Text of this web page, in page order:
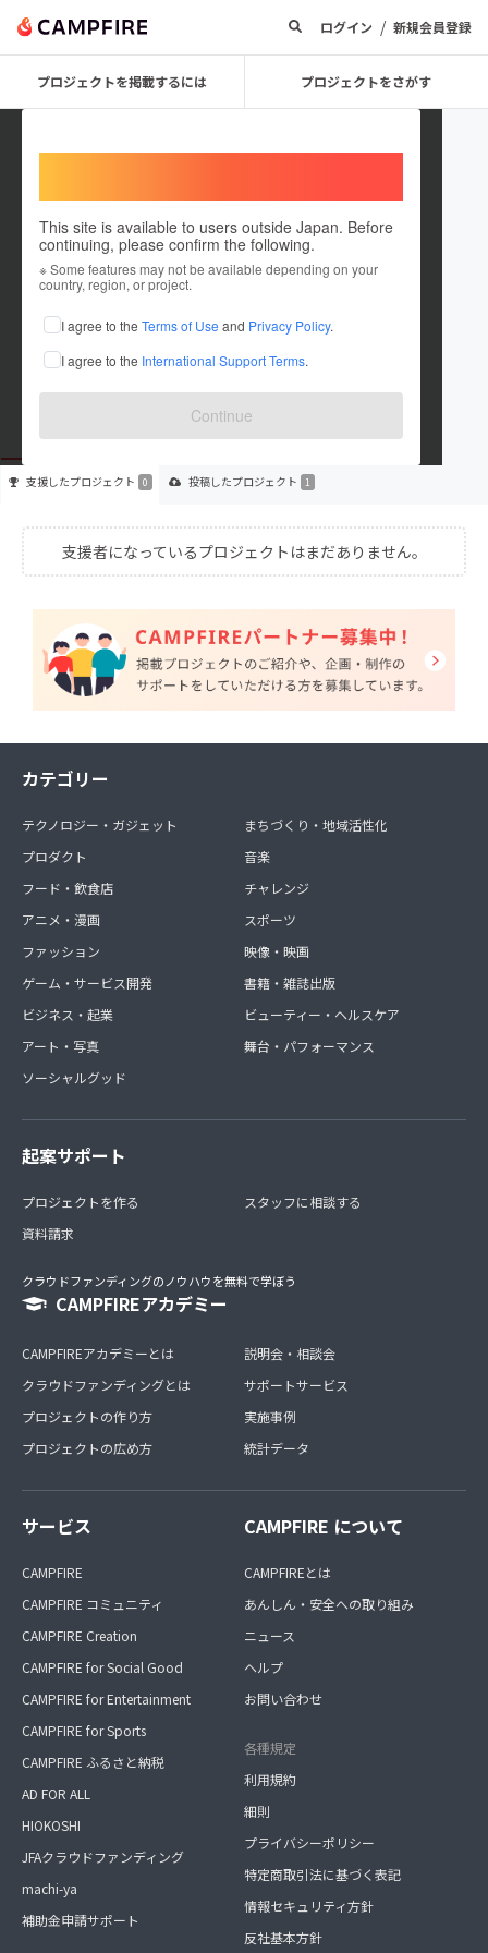
ログイン / 新規会員登録
プロジェクトを掲載するには プロジェクトをさがす
This site is available to users outside Japan. Before
continuing, please confirm the following.
※ Some features may not be available depending on your
country, region, or project.
I agree to the Terms of Use and Privacy Policy.
I agree to the International Support Terms.
Continue
rayride
これまでに1件のプロジェクトを投稿しています
在住国：未設定
出身国：未設定
支援したプロジェクト 0 投稿したプロジェクト 1
支援者になっているプロジェクトはまだありません。
カテゴリー
テクノロジー・ガジェット
プロダクト
フード・飲食店
アニメ・漫画
ファッション
ゲーム・サービス開発
ビジネス・起業
アート・写真
ソーシャルグッド
まちづくり・地域活性化
音楽
チャレンジ
スポーツ
映像・映画
書籍・雑誌出版
ビューティー・ヘルスケア
舞台・パフォーマンス
起案サポート
プロジェクトを作る
資料請求
スタッフに相談する
クラウドファンディングのノウハウを無料で学ぼう
CAMPFIREアカデミー
CAMPFIREアカデミーとは
クラウドファンディングとは
プロジェクトの作り方
プロジェクトの広め方
説明会・相談会
サポートサービス
実施事例
統計データ
サービス
CAMPFIRE
CAMPFIRE コミュニティ
CAMPFIRE Creation
CAMPFIRE for Social Good
CAMPFIRE for Entertainment
CAMPFIRE for Sports
CAMPFIRE ふるさと納税
AD FOR ALL
HIOKOSHI
JFAクラウドファンディング
machi-ya
補助金申請サポート
CAMPFIRE について
CAMPFIREとは
あんしん・安全への取り組み
ニュース
ヘルプ
お問い合わせ
各種規定
利用規約
細則
プライバシーポリシー
特定商取引法に基づく表記
情報セキュリティ方針
反社基本方針